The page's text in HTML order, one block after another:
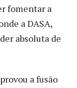
fomentar a
a DASA,
absoluta de
a fusão